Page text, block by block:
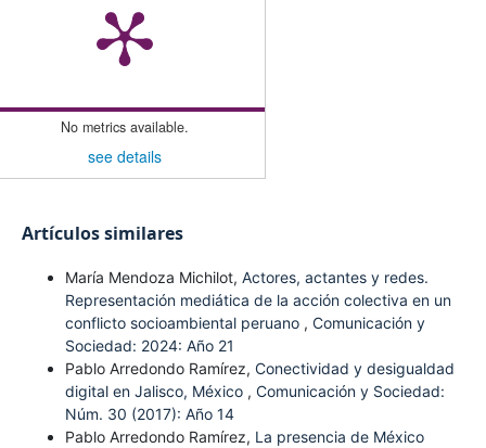
No metrics available.
see details
Artículos similares
María Mendoza Michilot, Actores, actantes y redes.
Representación mediática de la acción colectiva en un
conflicto socioambiental peruano , Comunicación y
Sociedad: 2024: Año 21
Pablo Arredondo Ramírez, Conectividad y desigualdad
digital en Jalisco, México , Comunicación y Sociedad:
Núm. 30 (2017): Año 14
Pablo Arredondo Ramírez, La presencia de México